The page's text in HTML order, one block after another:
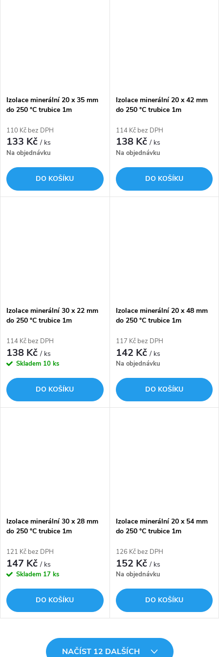
Izolace minerální 20 x 35 mm
do 250 °C trubice 1m
110 Kč bez DPH
133 Kč/ ks
Na objednávku
DO KOŠÍKU
Izolace minerální 20 x 42 mm
do 250 °C trubice 1m
114 Kč bez DPH
138 Kč/ ks
Na objednávku
DO KOŠÍKU
Izolace minerální 30 x 22 mm
do 250 °C trubice 1m
114 Kč bez DPH
138 Kč/ ks
Skladem 10 ks
DO KOŠÍKU
Izolace minerální 20 x 48 mm
do 250 °C trubice 1m
117 Kč bez DPH
142 Kč/ ks
Na objednávku
DO KOŠÍKU
Izolace minerální 30 x 28 mm
do 250 °C trubice 1m
121 Kč bez DPH
147 Kč/ ks
Skladem 17 ks
DO KOŠÍKU
Izolace minerální 20 x 54 mm
do 250 °C trubice 1m
126 Kč bez DPH
152 Kč/ ks
Na objednávku
DO KOŠÍKU
NAČÍST 12 DALŠÍCH